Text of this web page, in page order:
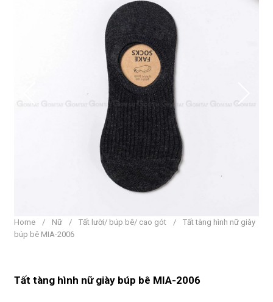
Home / Nữ / Tất lười/ búp bê/ cao gót /
Tất tàng hình nữ giày
búp bê MIA-2006
Tất tàng hình nữ giày búp bê MIA-2006